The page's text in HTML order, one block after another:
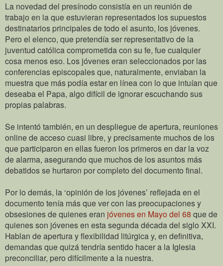
La novedad del presínodo consistía en un reunión de
trabajo en la que estuvieran representados los supuestos
destinatarios principales de todo el asunto, los jóvenes.
Pero el elenco, que pretendía ser representativo de la
juventud católica comprometida con su fe, fue cualquier
cosa menos eso. Los jóvenes eran seleccionados por las
conferencias episcopales que, naturalmente, enviaban la
muestra que más podía estar en línea con lo que intuían que
deseaba el Papa, algo difícil de ignorar escuchando sus
propias palabras.
Se intentó también, en un despliegue de apertura, reuniones
online de acceso cuasi libre, y precisamente muchos de los
que participaron en ellas fueron los primeros en dar la voz
de alarma, asegurando que muchos de los asuntos más
debatidos se hurtaron por completo del documento final.
Por lo demás, la ‘opinión de los jóvenes’ reflejada en el
documento tenía más que ver con las preocupaciones y
obsesiones de quienes eran jóvenes en Mayo del 68 que de
quienes son jóvenes en esta segunda década del siglo XXI.
Hablan de apertura y flexibilidad litúrgica y, en definitiva,
demandas que quizá tendría sentido hacer a la Iglesia
preconciliar, pero difícilmente a la nuestra.